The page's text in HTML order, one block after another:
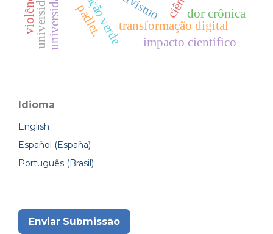
transformação digital
padlet. dor crônica
impacto científico
Idioma
English
Español (España)
Português (Brasil)
Enviar Submissão